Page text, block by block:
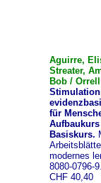
Aguirre,
Streater,
Bob /
für
Basiskurs.
modernes
8080-0796-
CHF 40,40